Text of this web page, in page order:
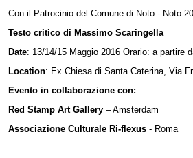
Con il Patrocinio del Comune di Noto - Noto
Testo critico di Massimo Scaringella
Date: 13/14/15 Maggio 2016 Orario: a partire
Location: Ex Chiesa di Santa Caterina, Via
Evento in collaborazione con:
Red Stamp Art Gallery – Amsterdam
Associazione Culturale Ri-flexus - Roma